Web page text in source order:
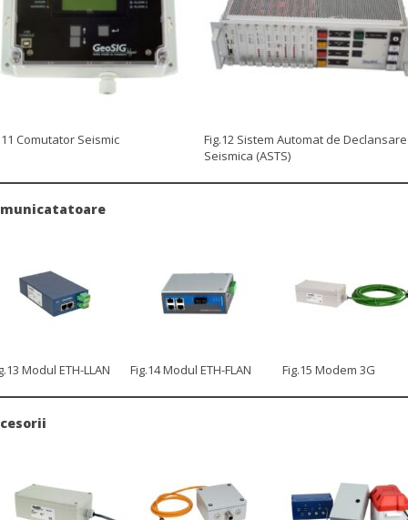
Comutator Seismic
Fig.12 Sistem Automat de Declansare
Seismica (ASTS)
Modul ETH-LLAN Fig.14 Modul ETH-FLAN Fig.15 Modem 3G